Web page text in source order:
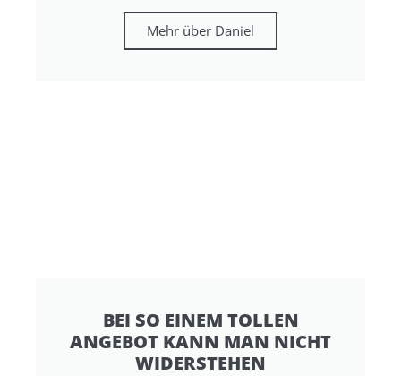
Mehr über Daniel
BEI SO EINEM TOLLEN
ANGEBOT KANN MAN NICHT
WIDERSTEHEN